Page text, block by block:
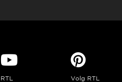
RTL
Volg RTL